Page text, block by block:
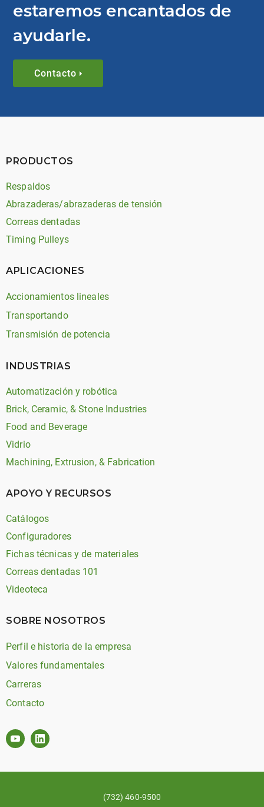
estaremos encantados de
ayudarle.
Contacto
PRODUCTOS
Respaldos
Abrazaderas/abrazaderas de tensión
Correas dentadas
Timing Pulleys
APLICACIONES
Accionamientos lineales
Transportando
Transmisión de potencia
INDUSTRIAS
Automatización y robótica
Brick, Ceramic, & Stone Industries
Food and Beverage
Vidrio
Machining, Extrusion, & Fabrication
APOYO Y RECURSOS
Catálogos
Configuradores
Fichas técnicas y de materiales
Correas dentadas 101
Videoteca
SOBRE NOSOTROS
Perfil e historia de la empresa
Valores fundamentales
Carreras
Contacto
(732) 460-9500